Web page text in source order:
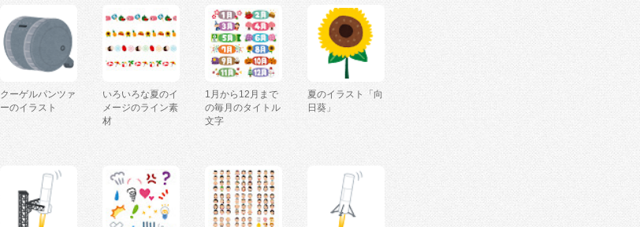
クーゲルパンツァ
ーのイラスト
いろいろな夏のイ
メージのライン素
材
1月から12月まで
の毎月のタイトル
文字
夏のイラスト「向
日葵」